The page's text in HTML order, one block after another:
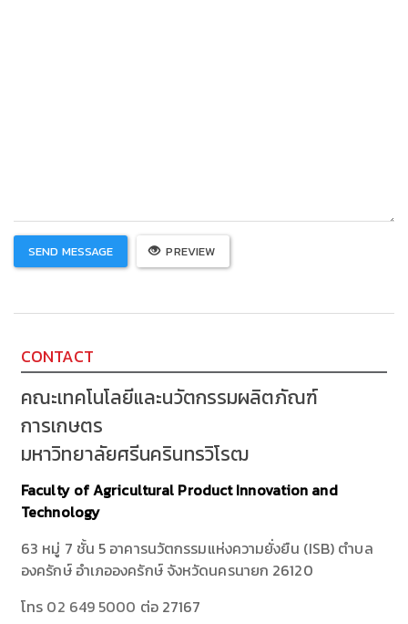
SEND MESSAGE PREVIEW
CONTACT
คณะเทคโนโลยีและนวัตกรรมผลิตภัณฑ์
การเกษตร
มหาวิทยาลัยศรีนครินทรวิโรฒ
Faculty of Agricultural Product Innovation and
Technology
63 หมู่ 7 ชั้น 5 อาคารนวัตกรรมแห่งความยั่งยืน (ISB) ตำบล
องครักษ์ อำเภอองครักษ์ จังหวัดนครนายก 26120
โทร 02 649 5000 ต่อ 27167